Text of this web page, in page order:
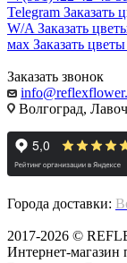
Telegram Заказать
W/A Заказать
мах Заказать
Заказать звонок
Волгоград,
Города доставки:
2017-2026 ©
Интернет-магазин